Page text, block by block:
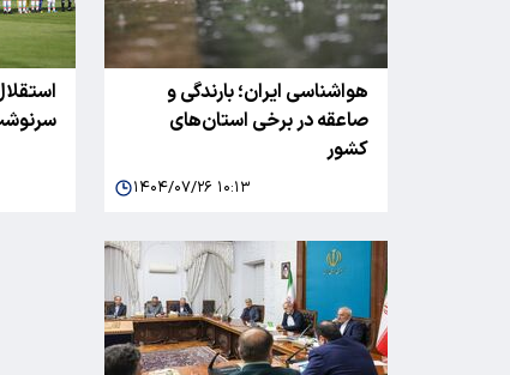
هواشناسی ایران؛ بارندگی و
صاعقه در برخی استان‌های
کشور
۱۴۰۴/۰۷/۲۶ ۱۰:۱۳